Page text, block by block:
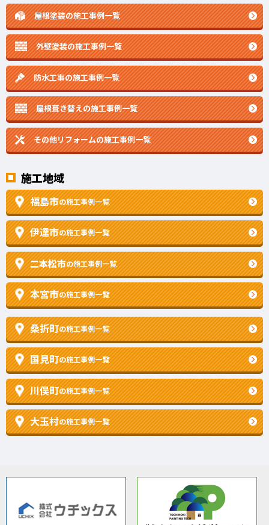
屋根塗装の施工事例一覧
外壁塗装の施工事例一覧
防水工事の施工事例一覧
屋根葺き替えの施工事例一覧
その他リフォームの施工事例一覧
施工地域
福島市の施工事例一覧
伊達市の施工事例一覧
二本松市の施工事例一覧
本宮市の施工事例一覧
桑折町の施工事例一覧
国見町の施工事例一覧
川俣町の施工事例一覧
大玉村の施工事例一覧